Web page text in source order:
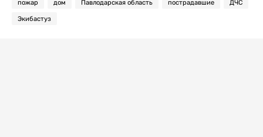
пожар дом Павлодарская область пострадавшие ДЧС
Экибастуз